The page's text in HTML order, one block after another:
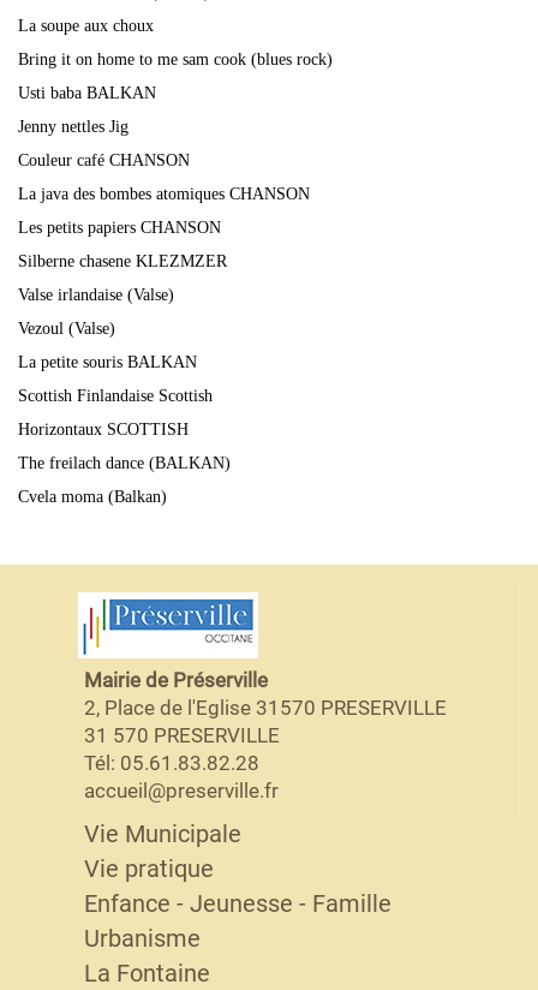
La soupe aux choux
Bring it on home to me sam cook (blues rock)
Usti baba BALKAN
Jenny nettles Jig
Couleur café CHANSON
La java des bombes atomiques CHANSON
Les petits papiers CHANSON
Silberne chasene KLEZMZER
Valse irlandaise (Valse)
Vezoul (Valse)
La petite souris BALKAN
Scottish Finlandaise Scottish
Horizontaux SCOTTISH
The freilach dance (BALKAN)
Cvela moma (Balkan)
Mairie de Préserville
2, Place de l'Eglise 31570 PRESERVILLE
31 570 PRESERVILLE
Tél: 05.61.83.82.28
accueil@preserville.fr
Vie Municipale
Vie pratique
Enfance - Jeunesse - Famille
Urbanisme
La Fontaine